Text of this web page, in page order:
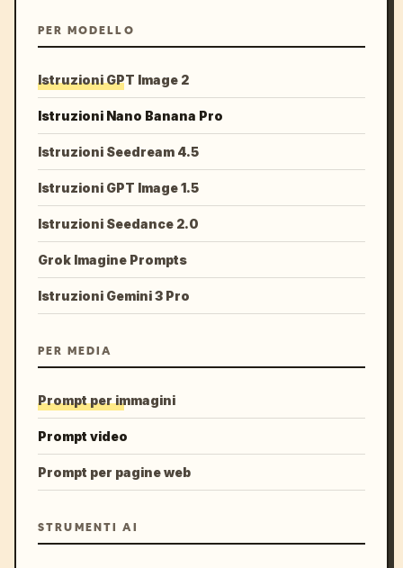
PER MODELLO
Istruzioni GPT Image 2
Istruzioni Nano Banana Pro
Istruzioni Seedream 4.5
Istruzioni GPT Image 1.5
Istruzioni Seedance 2.0
Grok Imagine Prompts
Istruzioni Gemini 3 Pro
PER MEDIA
Prompt per immagini
Prompt video
Prompt per pagine web
STRUMENTI AI